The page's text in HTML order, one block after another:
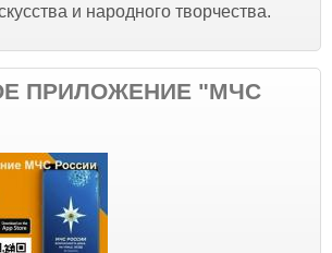
и народного творчества.
ПРИЛОЖЕНИЕ "МЧС